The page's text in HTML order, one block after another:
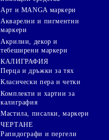
Арт и MANGA маркери
Акварелни и пигментни
маркери
Акрилни, декор и
тебеширени маркери
КАЛИГРАФИЯ
Перца и дръжки за тях
Класически пера и четки
Комплекти и хартии за
калиграфия
Мастила, писалки, маркери
ЧЕРТАНЕ
Рапидографи и пергели